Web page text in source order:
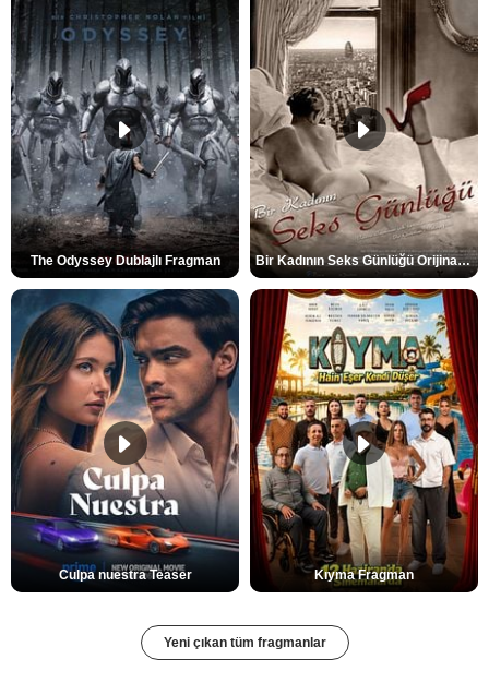
The Odyssey Dublajlı Fragman Bir Kadının Seks Günlüğü Orijinal Fragman
Culpa nuestra Teaser Kıyma Fragman
Yeni çıkan tüm fragmanlar